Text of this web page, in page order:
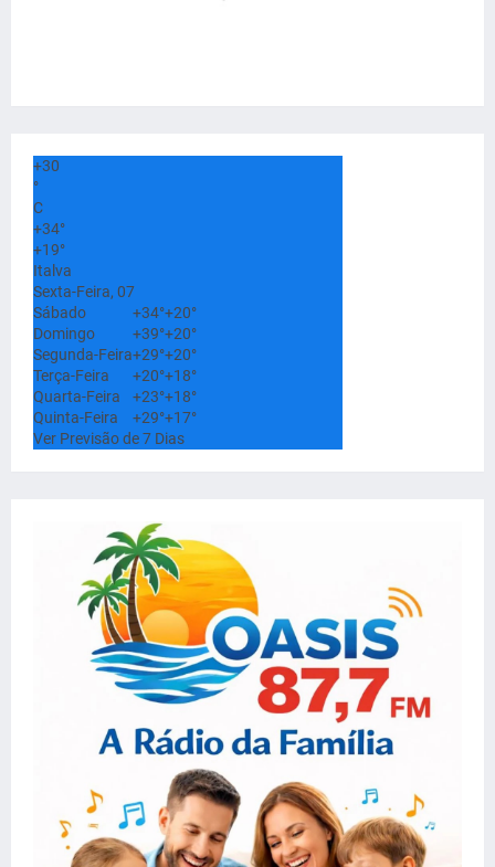
+30
°
C
+34°
+19°
Italva
Sexta-Feira, 07
Sábado
+34°+20°
Domingo
+39°+20°
Segunda-Feira+29°+20°
Terça-Feira
+20°+18°
Quarta-Feira
+23°+18°
Quinta-Feira
+29°+17°
Ver Previsão de 7 Dias